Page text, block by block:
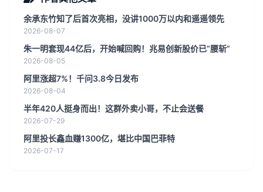
余承东竹知了后首次亮相，没讲1000万以内和遥遥领先
2026-08-07
朱一明套现44亿后，开始喊回购！兆易创新股价已“腰斩”
2026-08-05
阿里涨超7%！千问3.8今日发布
2026-08-04
半年420人挺身而出！这群外卖小哥，不止会送餐
2026-07-29
阿里投长鑫血赚1300亿，堪比中国巴菲特
2026-07-17